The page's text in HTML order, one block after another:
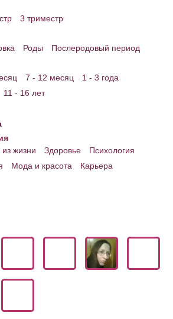
3 триместр
Роды
Послеродовый период
7 - 12 месяц
1 - 3 года
11 - 16 лет
жизни Здоровье
Психология
Мода и красота
Карьера